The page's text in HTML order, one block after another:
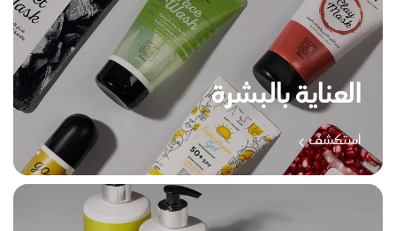
العناية بالبشرة
استكشف